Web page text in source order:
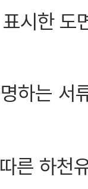
시한 도
하는 서
른 하천